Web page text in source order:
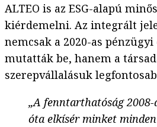
ALTEO is az ESG-alapú
kiérdemelni. Az integrált
nemcsak a 2020-as
mutatták be, hanem a
szerepvállalásuk
„A fenntarthatóság
óta elkísér minket